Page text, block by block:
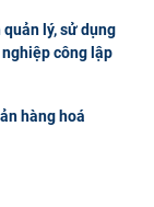
lý, sử dụng
công lập
hàng hoá